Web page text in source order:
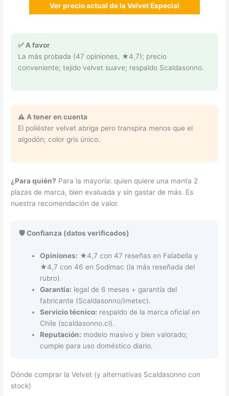
Ver precio actual de la Velvet Especial
✅ A favor
La más probada (47 opiniones, ★4,7); precio
conveniente; tejido velvet suave; respaldo Scaldasonno.
⚠️ A tener en cuenta
El poliéster velvet abriga pero transpira menos que el
algodón; color gris único.
¿Para quién? Para la mayoría: quien quiere una manta 2
plazas de marca, bien evaluada y sin gastar de más. Es
nuestra recomendación de valor.
🛡️ Confianza (datos verificados)
Opiniones: ★4,7 con 47 reseñas en Falabella y
★4,7 con 46 en Sodimac (la más reseñada del
rubro).
Garantía: legal de 6 meses + garantía del
fabricante (Scaldasonno/Imetec).
Servicio técnico: respaldo de la marca oficial en
Chile (scaldasonno.cl).
Reputación: modelo masivo y bien valorado;
cumple para uso doméstico diario.
Dónde comprar la Velvet (y alternativas Scaldasonno con
stock)